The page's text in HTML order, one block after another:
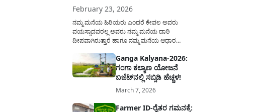
February 23, 2026
ನಮ್ಮ ಮನೆಯ ಹಿರಿಯರು ಎಂದರೆ ಕೇವಲ ಅವರು
ವಯಸ್ಸಾದವರಲ್ಲ ಅವರು ನಮ್ಮ ಮನೆಯ ದಾರಿ
ದೀಪವಾಗಿರುತ್ತಾರೆ ಹಾಗೂ ನಮ್ಮ ಮನೆಯ ಆಧಾರ
ಸಮಾಜಕ್ಕಾಗಿ ದುಡಿತಿರುತ್ತಾರೆ ಹಾಗೆಯೇ ಅವರು ತಮ್ಮ 60
ವರ್ಷಗಳ ನಂತರದ ಜೀವನವನ್ನು ನೆಮ್ಮದಿಯಿಂದ
ಕಳೆಯಬೇಕೆಂಬುದು ಪ್ರತಿಯೊಬ್ಬರ ಕನಸಾಗಿರುತ್ತದೆ ಆದ್ದರಿಂದ
ಸರ್ಕಾರವು ಹಿರಿಯ ನಾಗರಿಕರ ಗುರುತಿನ ಚೀಟಿ...
Ganga Kalyana-2026:
ಗಂಗಾ ಕಲ್ಯಾಣ ಯೋಜನೆ
ಬಜೆಟ್‌ನಲ್ಲಿ ಸಬ್ಸಿಡಿ ಹೆಚ್ಚಳ!
March 7, 2026
Farmer ID-ರೈತರ ಗಮನಕ್ಕೆ: